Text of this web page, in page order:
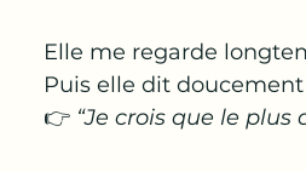
Elle me regarde
Puis elle dit doucement
👉 “Je crois que le plus